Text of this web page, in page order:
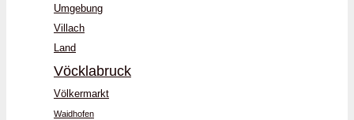
Umgebung
Villach
Land
Vöcklabruck
Völkermarkt
Waidhofen